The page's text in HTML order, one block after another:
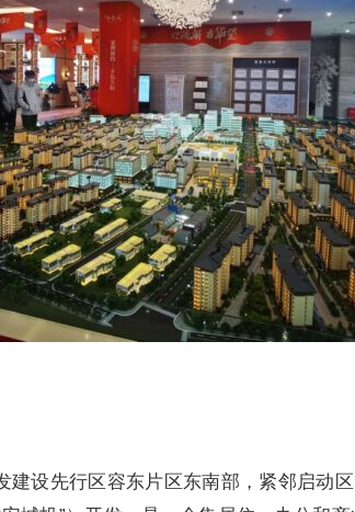
建设先行区容东片区东南部，紧邻启动